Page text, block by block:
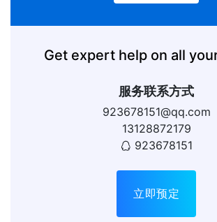
Get expert help on all
服务联系方式
923678151@qq.com
13128872179
923678151
立即预定